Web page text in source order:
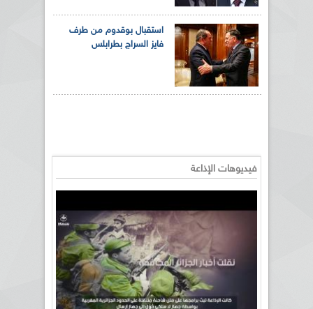
استقبال بوقدوم من طرف
فايز السراج بطرابلس
فيديوهات الإذاعة